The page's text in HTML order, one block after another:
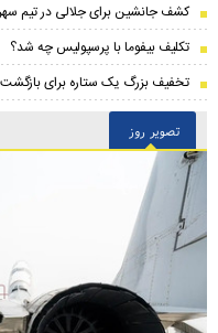
کشف جانشین برای جلالی در تیم
تکلیف بیفوما با پرسپولیس چه شد؟
تخفیف بزرگ یک ستاره برای
تصویر روز